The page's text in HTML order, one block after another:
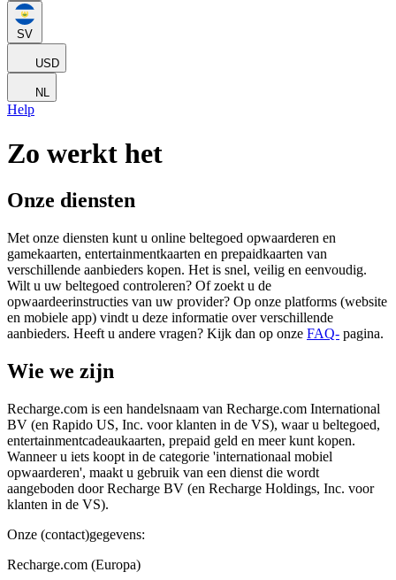
SV
USD
NL
Help
Zo werkt het
Onze diensten
Met onze diensten kunt u online beltegoed opwaarderen en
gamekaarten, entertainmentkaarten en prepaidkaarten van
verschillende aanbieders kopen. Het is snel, veilig en eenvoudig.
Wilt u uw beltegoed controleren? Of zoekt u de
opwaardeerinstructies van uw provider? Op onze platforms (website
en mobiele app) vindt u deze informatie over verschillende
aanbieders. Heeft u andere vragen? Kijk dan op onze FAQ- pagina.
Wie we zijn
Recharge.com is een handelsnaam van Recharge.com International
BV (en Rapido US, Inc. voor klanten in de VS), waar u beltegoed,
entertainmentcadeaukaarten, prepaid geld en meer kunt kopen.
Wanneer u iets koopt in de categorie 'internationaal mobiel
opwaarderen', maakt u gebruik van een dienst die wordt
aangeboden door Recharge BV (en Recharge Holdings, Inc. voor
klanten in de VS).
Onze (contact)gegevens:
Recharge.com (Europa)